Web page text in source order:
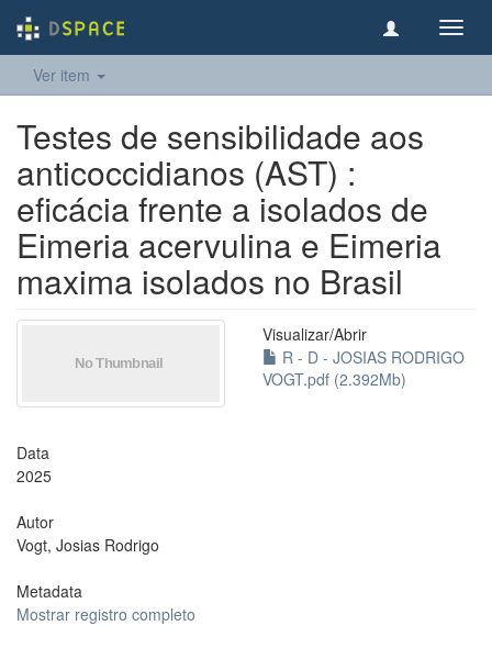
Ver item
Testes de sensibilidade aos
anticoccidianos (AST) :
eficácia frente a isolados de
Eimeria acervulina e Eimeria
maxima isolados no Brasil
Visualizar/Abrir
R - D - JOSIAS RODRIGO
VOGT.pdf (2.392Mb)
Data
2025
Autor
Vogt, Josias Rodrigo
Metadata
Mostrar registro completo